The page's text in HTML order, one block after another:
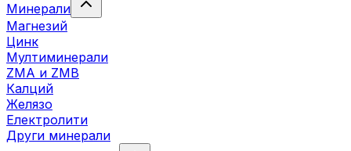
Минерали
Магнезий
Цинк
Мултиминерали
ZMA и ZMB
Калций
Желязо
Електролити
Други минерали